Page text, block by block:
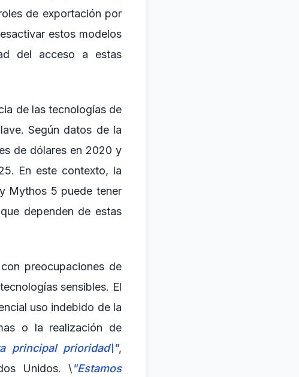
de exportación por
estos modelos
del acceso a estas
de las tecnologías de
Según datos de la
de dólares en 2020 y
En este contexto, la
Mythos 5 puede tener
dependen de estas
preocupaciones de
sensibles. El
uso indebido de la
o la realización de
principal prioridad\",
Unidos. \"Estamos